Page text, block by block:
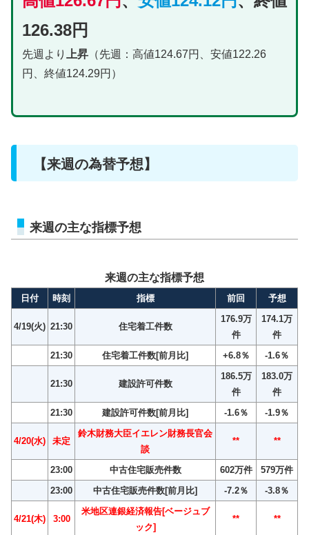
126.38円
先週より 上昇（先週：高値124.67円、安値122.26
円、終値124.29円）
【来週の為替予想】
来週の主な指標予想
来週の主な指標予想
日付 時刻 指標 前回 予想
4/19(火) 21:30 住宅着工件数
176.9万
件
174.1万
件
21:30
住宅着工件数[前月比] +6.8％ -1.6％
21:30 建設許可件数
186.5万
件
183.0万
件
21:30
建設許可件数[前月比] -1.6％ -1.9％
4/20(水) 未定
鈴木財務大臣イエレン財務長官会
談
** **
23:00 中古住宅販売件数 602万件
579万件
23:00
中古住宅販売件数[前月比] -7.2％ -3.8％
4/21(木) 3:00
米地区連銀経済報告[ベージュブ
ック]
** **